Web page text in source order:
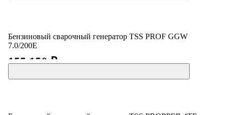
Бензиновый сварочный генератор TSS PROF GGW
7.0/200E
155 150 ₽